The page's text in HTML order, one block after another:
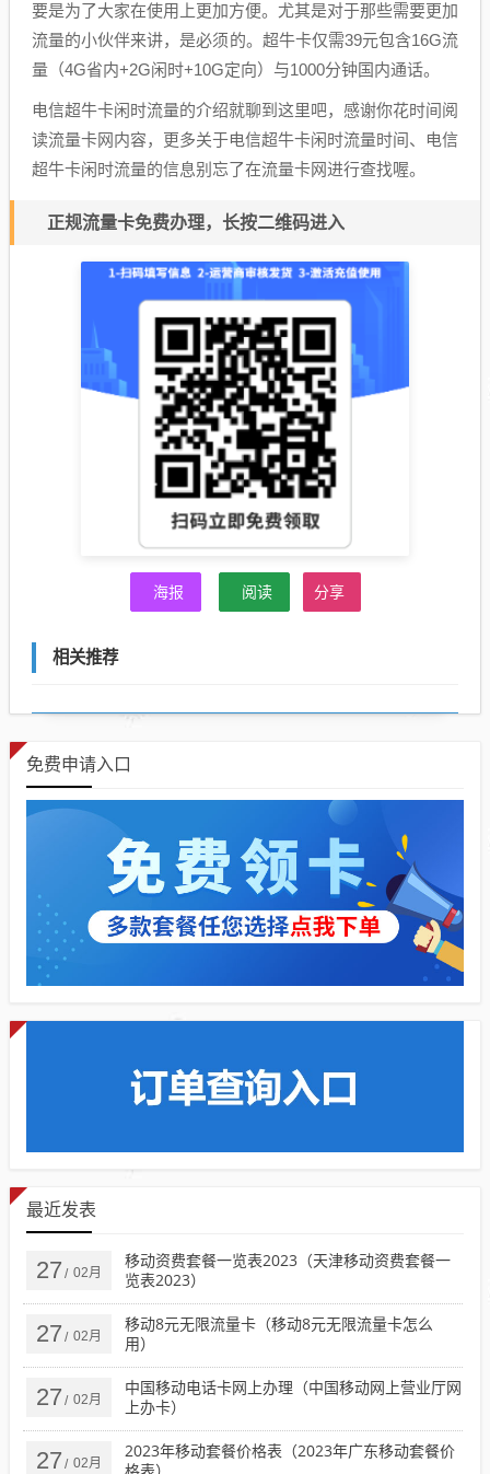
要是为了大家在使用上更加方便。尤其是对于那些需要更加
流量的小伙伴来讲，是必须的。超牛卡仅需39元包含16G流
量（4G省内+2G闲时+10G定向）与1000分钟国内通话。
电信超牛卡闲时流量的介绍就聊到这里吧，感谢你花时间阅
读流量卡网内容，更多关于电信超牛卡闲时流量时间、电信
超牛卡闲时流量的信息别忘了在流量卡网进行查找喔。
正规流量卡免费办理，长按二维码进入
海报 阅读 分享
相关推荐
免费申请入口
最近发表
27 / 02月
移动资费套餐一览表2023（天津移动资费套餐一
览表2023）
27 / 02月
移动8元无限流量卡（移动8元无限流量卡怎么
用）
27 / 02月
中国移动电话卡网上办理（中国移动网上营业厅网
上办卡）
27 / 02月
2023年移动套餐价格表（2023年广东移动套餐价
格表）